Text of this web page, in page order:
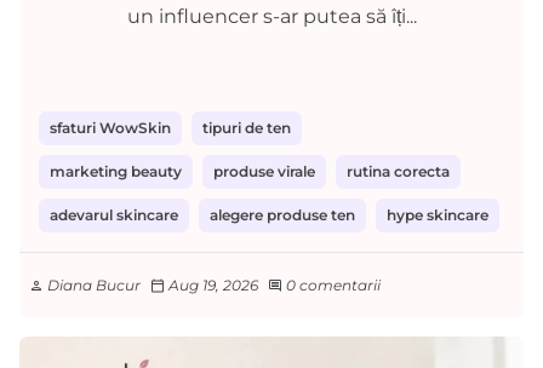
un influencer s-ar putea să îți...
adevarul skincare alegere produse ten hype skincare
marketing beauty produse virale rutina corecta
sfaturi WowSkin tipuri de ten
person Diana Bucur calendar_today Aug 19, 2026 comment 0 comentarii